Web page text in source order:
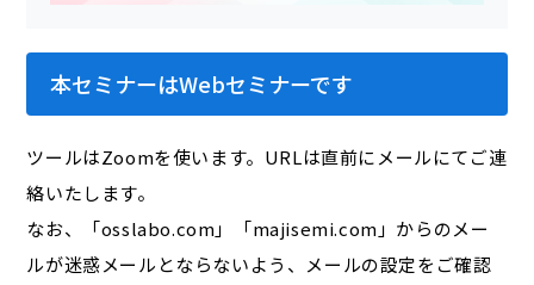
本セミナーはWebセミナーです
ツールはZoomを使います。URLは直前にメールにてご連
絡いたします。
なお、「osslabo.com」「majisemi.com」からのメー
ルが迷惑メールとならないよう、メールの設定をご確認